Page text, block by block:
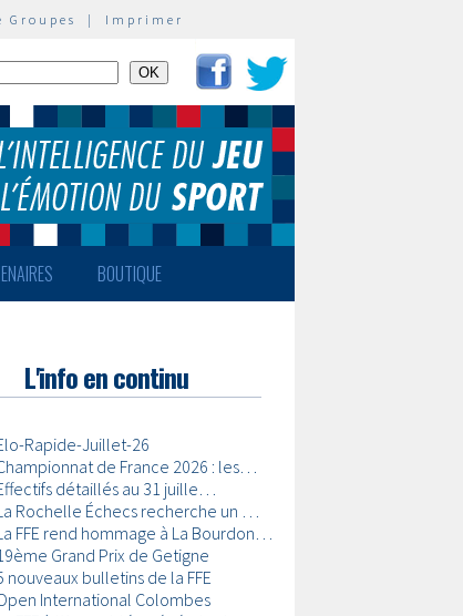
Groupes | Imprimer
BOUTIQUE
L'info en continu